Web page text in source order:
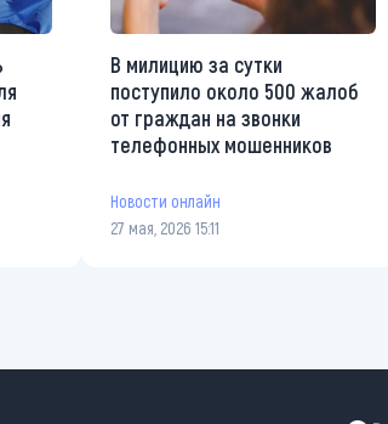
В милицию за сутки
поступило около 500 жалоб
от граждан на звонки
телефонных мошенников
Новости онлайн
27 мая, 2026 15:11